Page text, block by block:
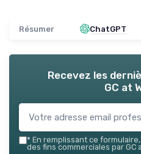
Résumer ChatGPT
Recevez les
GC at
* En remplissant ce
des fins commerciales par GC